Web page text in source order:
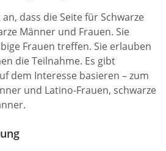
dass die Seite für Schwarze
Männer und Frauen. Sie
Frauen treffen. Sie erlauben
die Teilnahme. Es gibt
dem Interesse basieren – zum
und Latino-Frauen, schwarze